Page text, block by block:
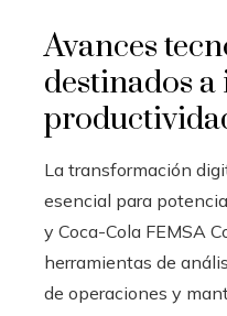
Avances
destinados
La transformación
esencial para
y Coca-Cola FEMSA
herramientas de
de operaciones y